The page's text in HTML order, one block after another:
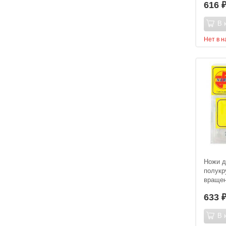
616 ₽
В
Нет в
Ножи
633 ₽
В